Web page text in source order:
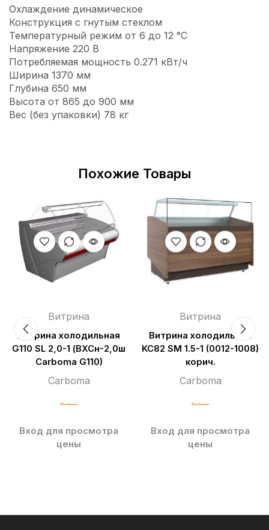
Охлаждение динамическое
Конструкция с гнутым стеклом
Температурный режим от 6 до 12 °С
Напряжение 220 В
Потребляемая мощность 0.271 кВт/ч
Ширина 1370 мм
Глубина 650 мм
Высота от 865 до 900 мм
Вес (без упаковки) 78 кг
Похожие Товары
Витрина
Витрина холодильная
G110 SL 2,0-1 (ВХСн-2,0ш
Carboma G110)
Carboma
Вход для просмотра
цены
Витрина
Витрина холодильная
KC82 SM 1.5-1 (0012-1008)
корич.
Carboma
Вход для просмотра
цены